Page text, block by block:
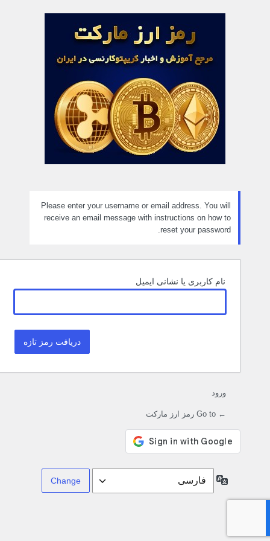
Please enter your username or email address. You will
receive an email message with instructions on how to
reset your password.
نام کاربری یا نشانی ایمیل
ورود
← Go to رمز ارز مارکت
زبان